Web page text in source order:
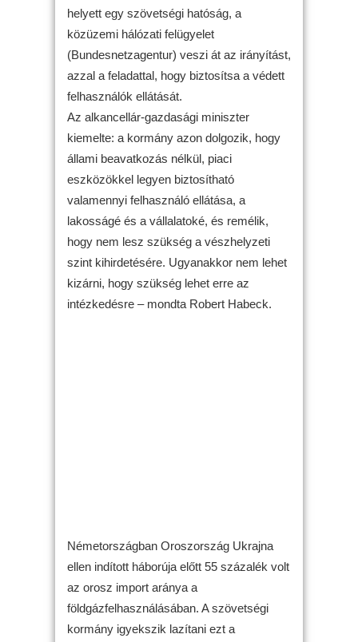
helyett egy szövetségi hatóság, a
közüzemi hálózati felügyelet
(Bundesnetzagentur) veszi át az irányítást,
azzal a feladattal, hogy biztosítsa a védett
felhasználók ellátását.
Az alkancellár-gazdasági miniszter
kiemelte: a kormány azon dolgozik, hogy
állami beavatkozás nélkül, piaci
eszközökkel legyen biztosítható
valamennyi felhasználó ellátása, a
lakosságé és a vállalatoké, és remélik,
hogy nem lesz szükség a vészhelyzeti
szint kihirdetésére. Ugyanakkor nem lehet
kizárni, hogy szükség lehet erre az
intézkedésre – mondta Robert Habeck.
Németországban Oroszország Ukrajna
ellen indított háborúja előtt 55 százalék volt
az orosz import aránya a
földgázfelhasználásában. A szövetségi
kormány igyekszik lazítani ezt a